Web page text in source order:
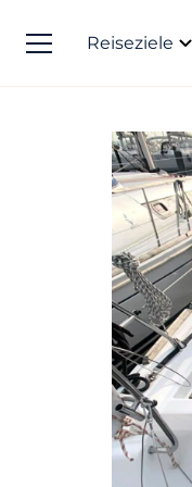
Reiseziele